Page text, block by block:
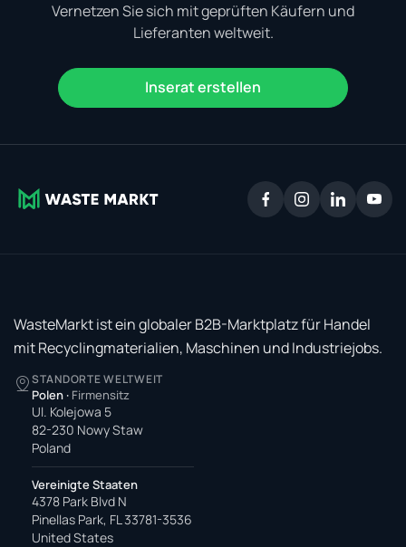
Vernetzen Sie sich mit geprüften Käufern und
Lieferanten weltweit.
Inserat erstellen
WasteMarkt ist ein globaler B2B-Marktplatz für Handel
mit Recyclingmaterialien, Maschinen und Industriejobs.
STANDORTE WELTWEIT
Polen · Firmensitz
Ul. Kolejowa 5
82-230 Nowy Staw
Poland
Vereinigte Staaten
4378 Park Blvd N
Pinellas Park, FL 33781-3536
United States